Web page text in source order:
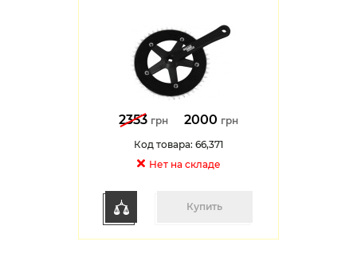
2353 грн 2000 грн
Код товара: 66,371
Нет на cкладе
Купить